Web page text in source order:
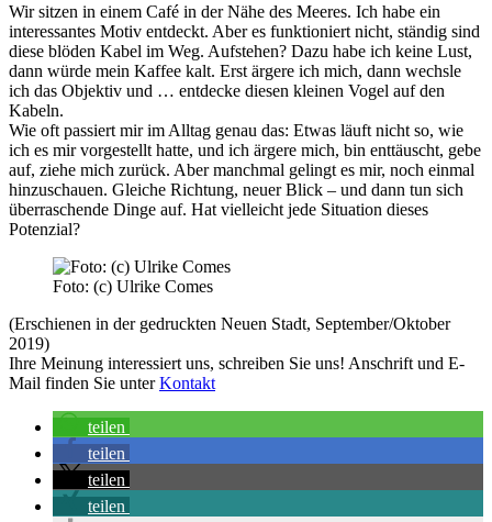
Wir sitzen in einem Café in der Nähe des Meeres. Ich habe ein
interessantes Motiv entdeckt. Aber es funktioniert nicht, ständig sind
diese blöden Kabel im Weg. Aufstehen? Dazu habe ich keine Lust,
dann würde mein Kaffee kalt. Erst ärgere ich mich, dann wechsle
ich das Objektiv und … entdecke diesen kleinen Vogel auf den
Kabeln.
Wie oft passiert mir im Alltag genau das: Etwas läuft nicht so, wie
ich es mir vorgestellt hatte, und ich ärgere mich, bin enttäuscht, gebe
auf, ziehe mich zurück. Aber manchmal gelingt es mir, noch einmal
hinzuschauen. Gleiche Richtung, neuer Blick – und dann tun sich
überraschende Dinge auf. Hat vielleicht jede Situation dieses
Potenzial?
Foto: (c) Ulrike Comes
(Erschienen in der gedruckten Neuen Stadt, September/Oktober
2019)
Ihre Meinung interessiert uns, schreiben Sie uns! Anschrift und E-
Mail finden Sie unterKontakt
teilen
teilen
teilen
teilen